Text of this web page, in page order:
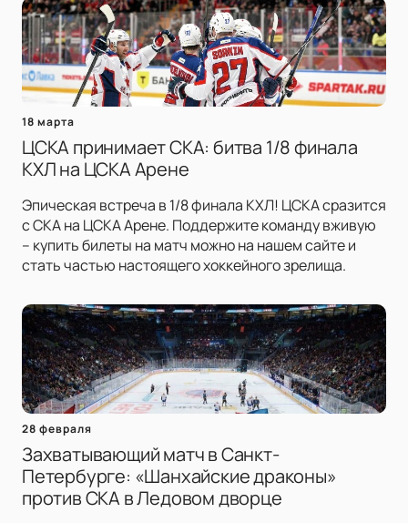
18 марта
ЦСКА принимает СКА: битва 1/8 финала
КХЛ на ЦСКА Арене
Эпическая встреча в 1/8 финала КХЛ! ЦСКА сразится
с СКА на ЦСКА Арене. Поддержите команду вживую
– купить билеты на матч можно на нашем сайте и
стать частью настоящего хоккейного зрелища.
28 февраля
Захватывающий матч в Санкт-
Петербурге: «Шанхайские драконы»
против СКА в Ледовом дворце